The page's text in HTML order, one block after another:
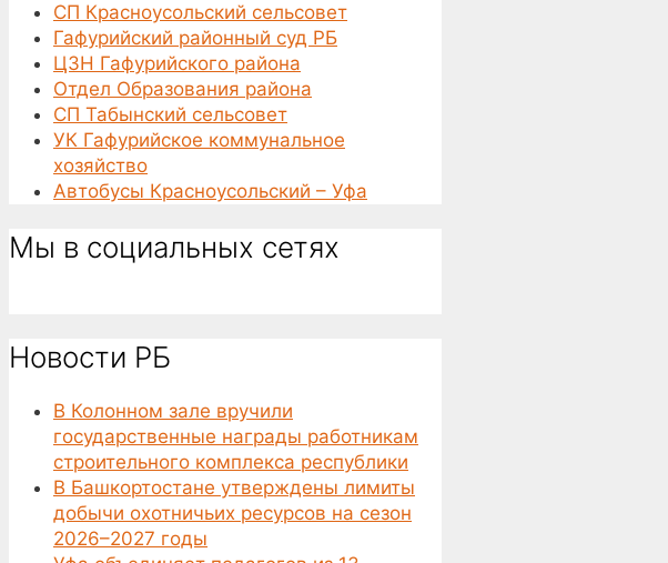
СП Красноусольский сельсовет
Гафурийский районный суд РБ
ЦЗН Гафурийского района
Отдел Образования района
СП Табынский сельсовет
УК Гафурийское коммунальное
хозяйство
Автобусы Красноусольский – Уфа
Мы в социальных сетях
Новости РБ
В Колонном зале вручили
государственные награды работникам
строительного комплекса республики
В Башкортостане утверждены лимиты
добычи охотничьих ресурсов на сезон
2026–2027 годы